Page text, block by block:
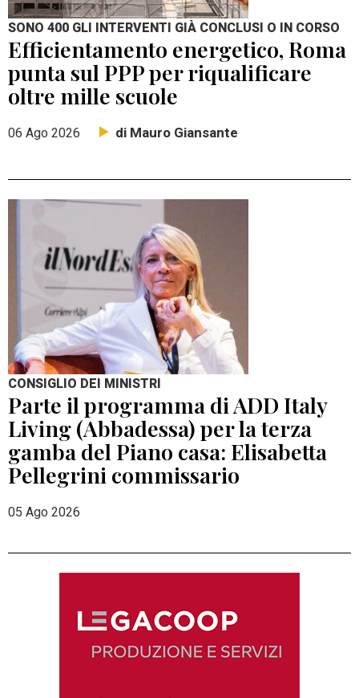
SONO 400 GLI INTERVENTI GIÀ CONCLUSI O IN CORSO
Efficientamento energetico, Roma
punta sul PPP per riqualificare
oltre mille scuole
06 Ago 2026 di Mauro Giansante
CONSIGLIO DEI MINISTRI
Parte il programma di ADD Italy
Living (Abbadessa) per la terza
gamba del Piano casa: Elisabetta
Pellegrini commissario
05 Ago 2026